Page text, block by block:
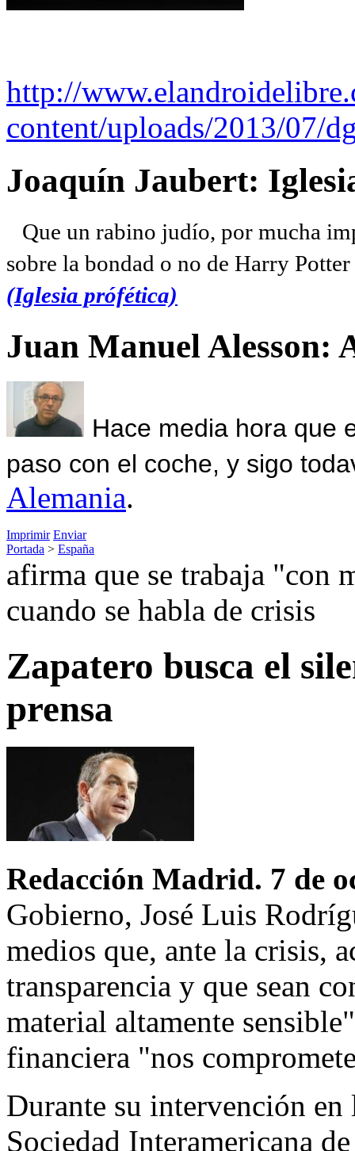
http://
content/uploads/2013/07/
Joaquín Jaubert:
Que un rabino judío, por mucha
sobre la bondad o no de Harry
(Iglesia prófética)
Juan Manuel Alesson:
Hace media hora que
paso con el coche, y sigo
Alemania.
Imprimir Enviar
Portada > España
afirma que se trabaja "con
cuando se habla de crisis
Zapatero busca el
prensa
Redacción Madrid. 7 de
Gobierno, José Luis
medios que, ante la crisis,
transparencia y que sean
material altamente
financiera "nos
Durante su intervención en
Sociedad Interamericana